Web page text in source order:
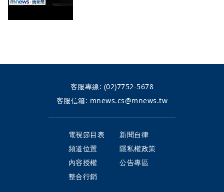
客服專線: (02)7752-5678
客服信箱: mnews.cs@mnews.tw
電視節目表
新聞自律
頻道位置
隱私權政策
內容授權
公告專區
整合行銷